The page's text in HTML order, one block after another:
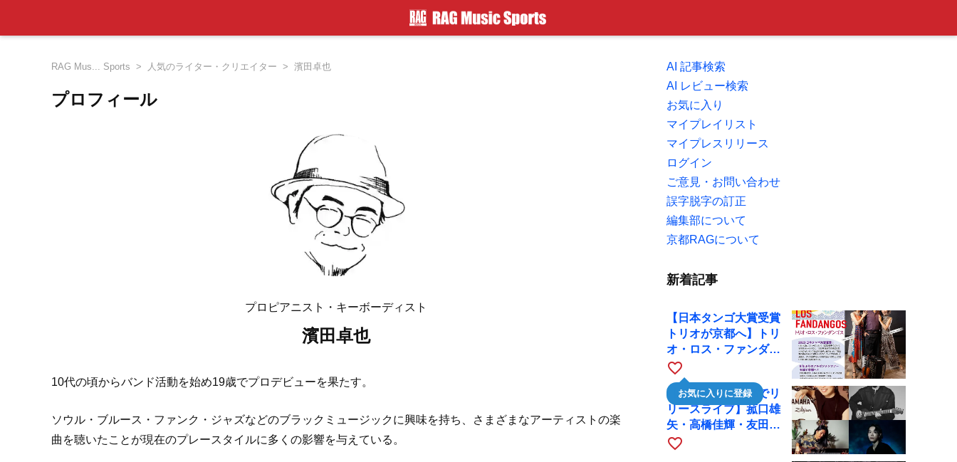
RAG Mus... Sports 人気のライター・クリエイター 濱田卓也
プロフィール
プロピアニスト・キーボーディスト
濱田卓也
10代の頃からバンド活動を始め19歳でプロデビューを果たす。
ソウル・ブルース・ファンク・ジャズなどのブラックミュージックに興味を持ち、さまざまなアーティストの楽
曲を聴いたことが現在のプレースタイルに多くの影響を与えている。
AI 記事検索
AI レビュー検索
お気に入り
マイプレイリスト
マイプレスリリース
ログイン
ご意見・お問い合わせ
誤字脱字の訂正
編集部について
京都RAGについて
新着記事
【日本タンゴ大賞受賞
トリオが京都へ】トリ
オ・ロス・ファンダン
ゴスが10月9日にRAG
で公演
favorite_border
お気に入りに登録
【川口千里、京都でリ
リースライブ】菰口雄
矢・高橋佳輝・友田ジ
ュンと9月28日にRAG
favorite_border